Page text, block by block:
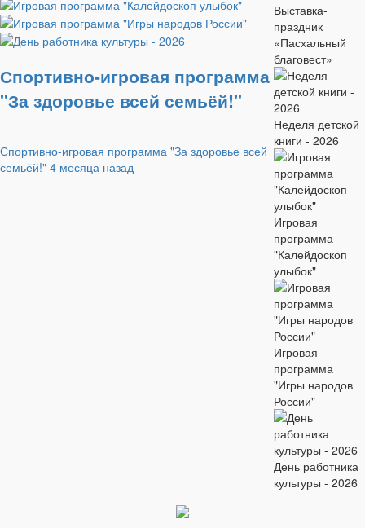
Спортивно-игровая программа
"За здоровье всей семьёй!"
Спортивно-игровая программа "За здоровье всей
семьёй!" 4 месяца назад
Выставка-
праздник
«Пасхальный
благовест»
Неделя детской
книги - 2026
Игровая
программа
"Калейдоскоп
улыбок"
Игровая
программа
"Игры народов
России"
День работника
культуры - 2026